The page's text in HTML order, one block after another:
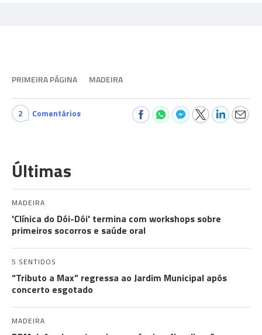
PRIMEIRA PÁGINA MADEIRA
2 Comentários
Últimas
MADEIRA
'Clínica do Dói-Dói' termina com workshops sobre
primeiros socorros e saúde oral
5 SENTIDOS
“Tributo a Max” regressa ao Jardim Municipal após
concerto esgotado
MADEIRA